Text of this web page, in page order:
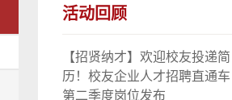
活动回顾
【招贤纳才】欢迎校友投递简
历！校友企业人才招聘直通车
第二季度岗位发布